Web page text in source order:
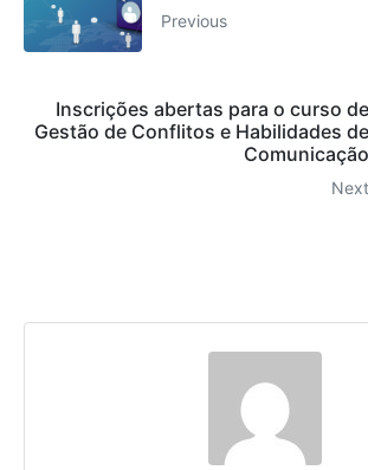
Previous
Inscrições abertas para o curso de
Gestão de Conflitos e Habilidades de
Comunicação
Next